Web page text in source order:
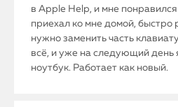
в Apple Help, и мне
приехал ко мне домой, быстро
нужно заменить часть
всё, и уже на следующий день
ноутбук. Работает как новый.